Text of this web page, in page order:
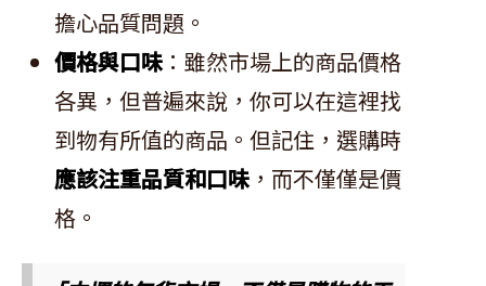
擔心品質問題。
價格與口味：雖然市場上的商品價格
各異，但普遍來說，你可以在這裡找
到物有所值的商品。但記住，選購時
應該注重品質和口味，而不僅僅是價
格。